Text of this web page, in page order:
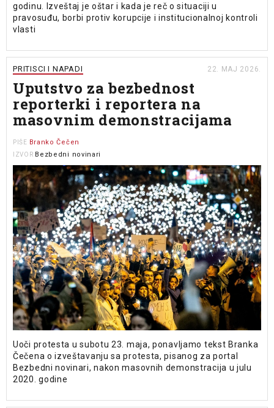
godinu. Izveštaj je oštar i kada je reč o situaciji u
pravosuđu, borbi protiv korupcije i institucionalnoj kontroli
vlasti
PRITISCI I NAPADI 22. MAJ 2026.
Uputstvo za bezbednost
reporterki i reportera na
masovnim demonstracijama
PIŠE Branko Čečen
IZVOR Bezbedni novinari
Uoči protesta u subotu 23. maja, ponavljamo tekst Branka
Čečena o izveštavanju sa protesta, pisanog za portal
Bezbedni novinari, nakon masovnih demonstracija u julu
2020. godine